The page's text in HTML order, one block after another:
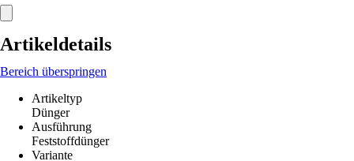
Artikeldetails
Bereich überspringen
Artikeltyp
Dünger
Ausführung
Feststoffdünger
Variante